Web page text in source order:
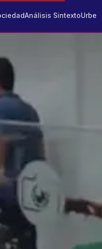
Análisis SintextoUrbe